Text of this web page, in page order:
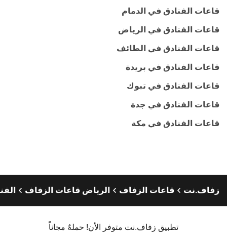
قاعات الفنادق في الدمام
قاعات الفنادق في الرياض
قاعات الفنادق في الطائف
قاعات الفنادق في بريدة
قاعات الفنادق في تبوك
قاعات الفنادق في جدة
قاعات الفنادق في مكة
زفاف.نت قاعات الزفاف الرياض قاعات الزفاف
تطبيق زفاف.نت متوفر الأن! حملهٌ مجاناً